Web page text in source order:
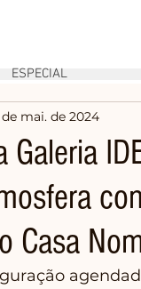
ESPECIAL
Galeria
Casa
mai. de 2024